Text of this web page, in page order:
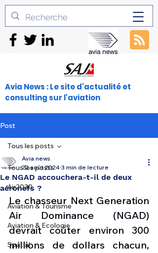
Avia News : Le site d'actualité et
consulting sur l'aviation
Post
Tous les posts
Air2030
Aviation & Tourisme
Aviation & Ecologie
Spatial
Tous les posts
Le NGAD accouchera-t-il de deux
aéronefs ?
Avia news
22 août 2024 3 min de lecture
Le chasseur Next Generation
Air Dominance (NGAD)
devrait coûter environ 300
millions de dollars chacun,